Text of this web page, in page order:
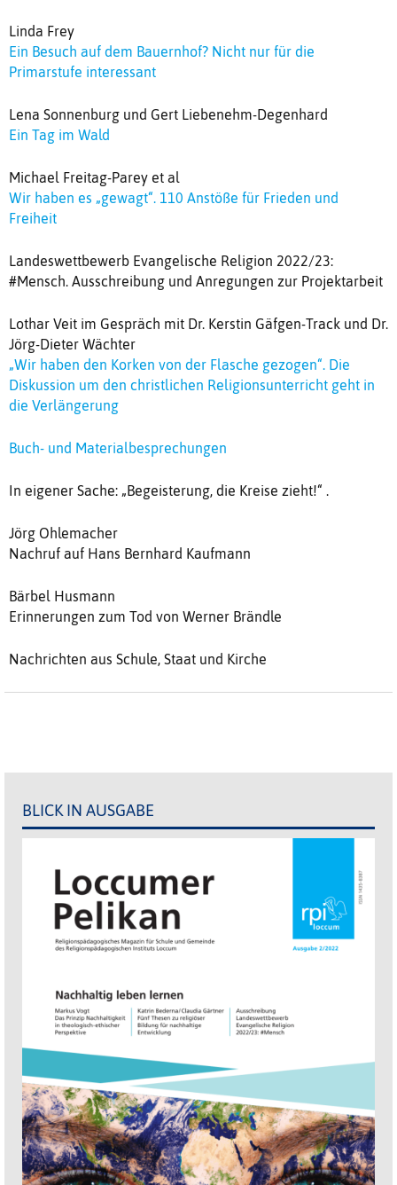
Linda Frey
Ein Besuch auf dem Bauernhof? Nicht nur für die
Primarstufe interessant
Lena Sonnenburg und Gert Liebenehm-Degenhard
Ein Tag im Wald
Michael Freitag-Parey et al
Wir haben es „gewagt“. 110 Anstöße für Frieden und
Freiheit
Landeswettbewerb Evangelische Religion 2022/23:
#Mensch. Ausschreibung und Anregungen zur Projektarbeit
Lothar Veit im Gespräch mit Dr. Kerstin Gäfgen-Track und Dr.
Jörg-Dieter Wächter
„Wir haben den Korken von der Flasche gezogen“. Die
Diskussion um den christlichen Religionsunterricht geht in
die Verlängerung
Buch- und Materialbesprechungen
In eigener Sache: „Begeisterung, die Kreise zieht!“ .
Jörg Ohlemacher
Nachruf auf Hans Bernhard Kaufmann
Bärbel Husmann
Erinnerungen zum Tod von Werner Brändle
Nachrichten aus Schule, Staat und Kirche
BLICK IN AUSGABE